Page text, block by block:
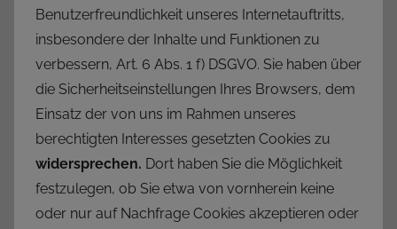
Benutzerfreundlichkeit unseres Internetauftritts,
insbesondere der Inhalte und Funktionen zu
verbessern, Art. 6 Abs. 1 f) DSGVO. Sie haben über
die Sicherheitseinstellungen Ihres Browsers, dem
Einsatz der von uns im Rahmen unseres
berechtigten Interesses gesetzten Cookies zu
widersprechen. Dort haben Sie die Möglichkeit
festzulegen, ob Sie etwa von vornherein keine
oder nur auf Nachfrage Cookies akzeptieren oder